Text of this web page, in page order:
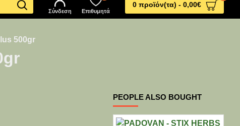
Σύνδεση Επιθυμητά
0 προϊόν(τα) - 0,00€
500gr
PEOPLE ALSO BOUGHT